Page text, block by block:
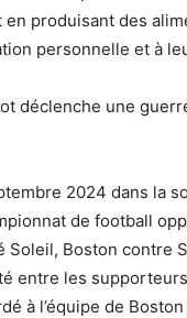
en produisant des
personnelle et à
déclenche une
2024 dans la
de football
Soleil, Boston contre
entre les
à l’équipe de